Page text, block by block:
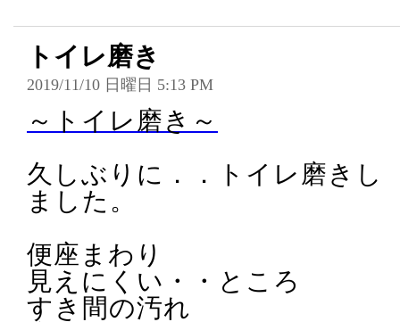
トイレ磨き
2019/11/10 日曜日 5:13 PM
～トイレ磨き～
久しぶりに．．トイレ磨きし
ました。
便座まわり
見えにくい・・ところ
すき間の汚れ